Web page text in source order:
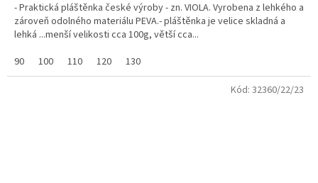
- Praktická pláštěnka české výroby - zn. VIOLA. Vyrobena z lehkého a
zároveň odolného materiálu PEVA.- pláštěnka je velice skladná a
lehká ...menší velikosti cca 100g, větší cca...
90
100 110 120 130
Kód: 32360/22/23